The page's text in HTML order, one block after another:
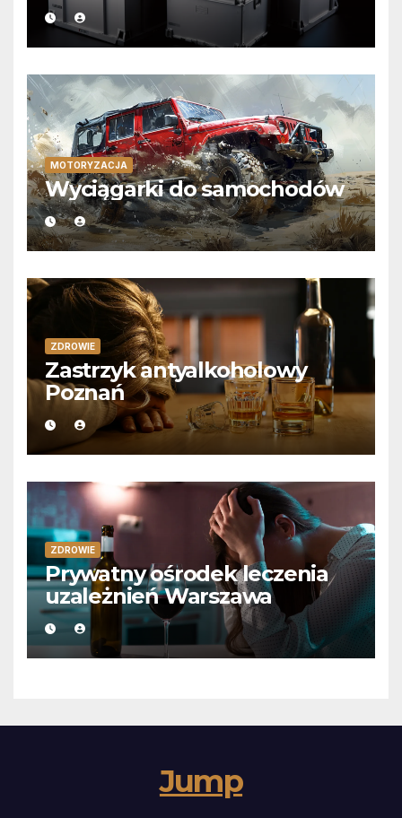
MOTORYZACJA
Wyciągarki do samochodów
ZDROWIE
Zastrzyk antyalkoholowy
Poznań
ZDROWIE
Prywatny ośrodek leczenia
uzależnień Warszawa
Jump